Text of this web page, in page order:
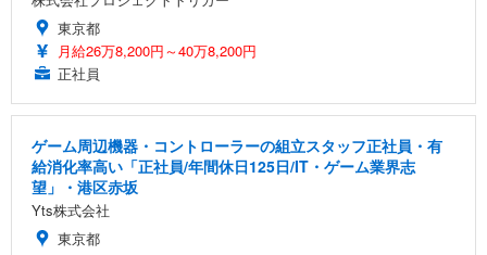
東京都
月給26万8,200円～40万8,200円
正社員
ゲーム周辺機器・コントローラーの組立スタッフ正社員・有
給消化率高い「正社員/年間休日125日/IT・ゲーム業界志
望」・港区赤坂
Yts株式会社
東京都